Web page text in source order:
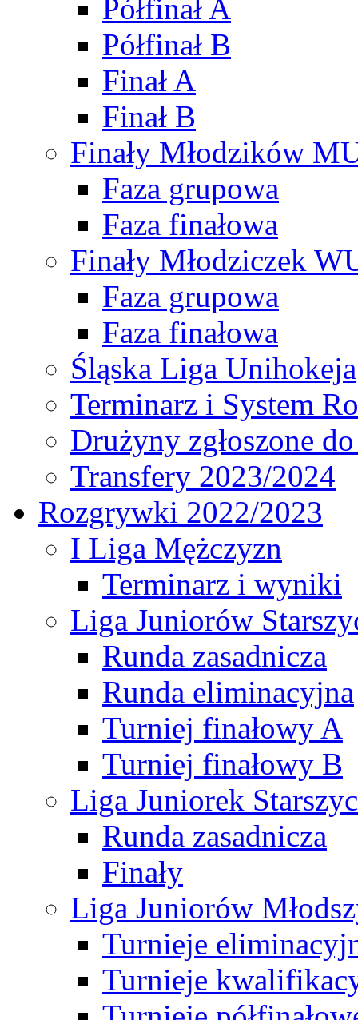
Półfinał A
Półfinał B
Finał A
Finał B
Finały Młodzików
Faza grupowa
Faza finałowa
Finały Młodziczek
Faza grupowa
Faza finałowa
Śląska Liga Unihokeja
Terminarz i System
Drużyny zgłoszone
Transfery 2023/2024
Rozgrywki 2022/2023
I Liga Mężczyzn
Terminarz i wyniki
Liga Juniorów
Runda zasadnicza
Runda eliminacyjna
Turniej finałowy A
Turniej finałowy B
Liga Juniorek
Runda zasadnicza
Finały
Liga Juniorów
Turnieje
Turnieje